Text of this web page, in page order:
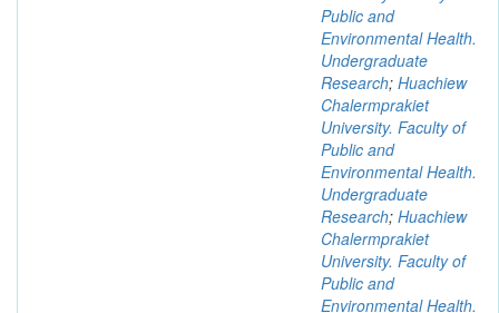
Public and
Environmental Health.
Undergraduate
Research; Huachiew
Chalermprakiet
University. Faculty of
Public and
Environmental Health.
Undergraduate
Research; Huachiew
Chalermprakiet
University. Faculty of
Public and
Environmental Health.